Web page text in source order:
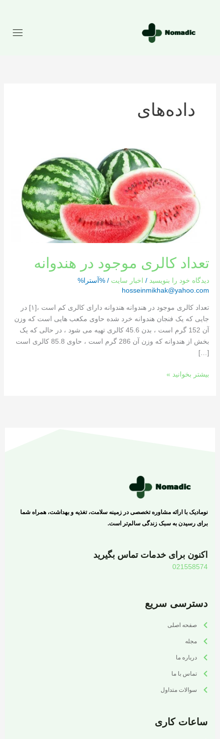
داده‌های
تعداد کالری موجود در هندوانه
دیدگاه‌ خود را بنویسید / اخبار سایت / %آسترا%
hosseinmikhak@yahoo.com
تعداد کالری موجود در هندوانه هندوانه دارای کالری کم است ،[١] در
جایی که یک فنجان هندوانه خرد شده حاوی مکعب هایی است که وزن
آن 152 گرم است ، بدن 45.6 کالری تهیه می شود ، در حالی که یک
بخش از هندوانه که وزن آن 286 گرم است ، حاوی 85.8 کالری است
[…]
هندوانه
بیشتر بخوانید »
نومادیک با ارائه مشاوره تخصصی در زمینه سلامت، تغذیه و بهداشت، همراه شما
برای رسیدن به سبک زندگی سالم‌تر است.
اکنون برای خدمات تماس بگیرید
021558574
دسترسی سریع
صفحه اصلی
مجله
درباره ما
تماس با ما
سوالات متداول
ساعات کاری